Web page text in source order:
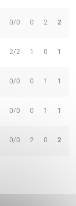
0/0 0 2 2
2/2 1 0 1
0/0 0 1 1
0/0 0 1 1
0/0 2 0 2